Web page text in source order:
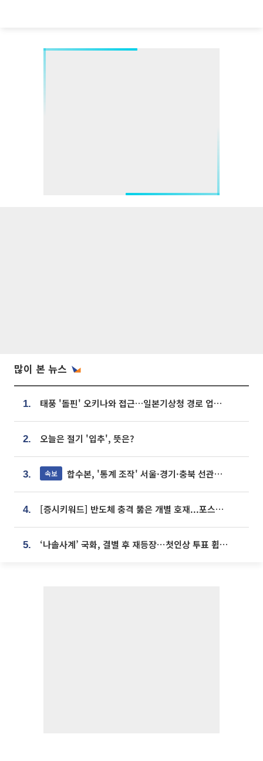
많이 본 뉴스
1. 태풍 '돌핀' 오키나와 접근…일본기상청 경로 업데이트
2. 오늘은 절기 '입추', 뜻은?
3. 속보 합수본, '통계 조작' 서울·경기·충북 선관위 등 추가 압수수색
4. [증시키워드] 반도체 충격 뚫은 개별 호재...포스코퓨처엠·에코프로·한화솔루션 '눈길'
5. ‘나솔사계’ 국화, 결별 후 재등장⋯첫인상 투표 휩쓸고 ‘인기녀’ 등극